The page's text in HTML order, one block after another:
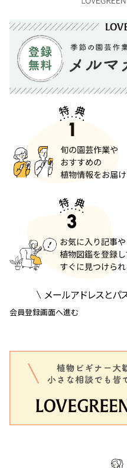
メールアドレスと
会員登録画面へ進む